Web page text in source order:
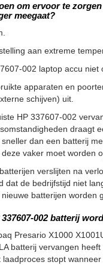
om ervoor te zorgen
meegaat?
aan extreme
002 laptop accu niet
apparaten en
schijven) uit.
HP 337607-002
draagt
dan een batterij
vaker moet worden
verslijten na
dat de bedrijfstijd niet
batterijen worden
337607-002 batterij
Presario X1000
batterij vervangen
stopt